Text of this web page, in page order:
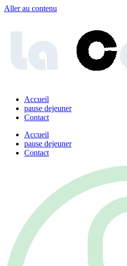
Aller au contenu
Accueil
pause dejeuner
Contact
Accueil
pause dejeuner
Contact